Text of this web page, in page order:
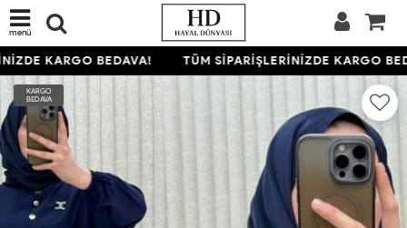
menü
KARGO BEDAVA! TÜM SİPARİŞLERİNİZDE KARGO
KARGO
BEDAVA